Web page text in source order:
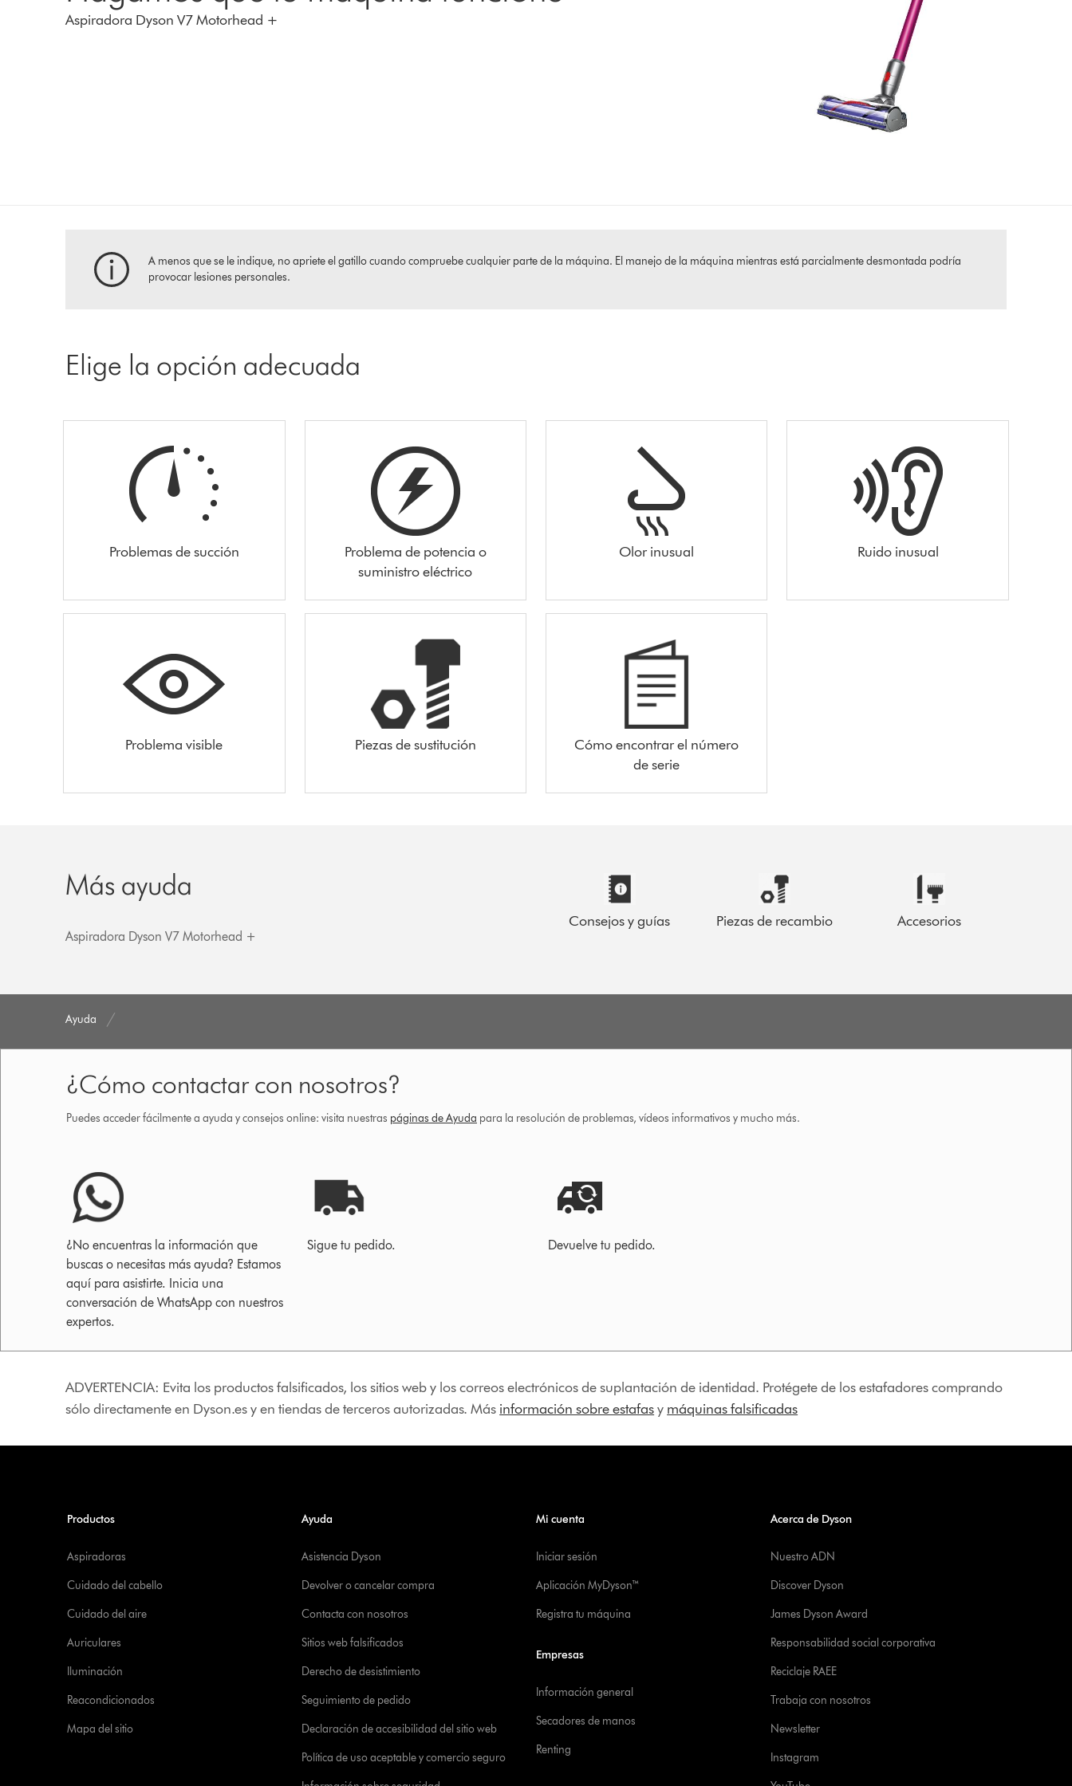
Aspiradora Dyson V7 Motorhead +
A menos que se le indique, no apriete el gatillo cuando compruebe cualquier parte de la máquina. El manejo de la máquina mientras está parcialmente desmontada podría
provocar lesiones personales.
Elige la opción adecuada
Problemas de succión
Problema de potencia o
suministro eléctrico
Olor inusual Ruido inusual
Problema visible Piezas de sustitución
Cómo encontrar el número
de serie
Más ayuda
Aspiradora Dyson V7 Motorhead +
Consejos y guías Piezas de recambio Accesorios
Ayuda
¿Cómo contactar con nosotros?
Puedes acceder fácilmente a ayuda y consejos online: visita nuestras páginas de Ayuda para la resolución de problemas, vídeos informativos y mucho más.
¿No encuentras la información que
buscas o necesitas más ayuda? Estamos
aquí para asistirte. Inicia una
conversación de WhatsApp con nuestros
expertos.
Sigue tu pedido. Devuelve tu pedido.
ADVERTENCIA: Evita los productos falsificados, los sitios web y los correos electrónicos de suplantación de identidad. Protégete de los estafadores comprando
sólo directamente en Dyson.es y en tiendas de terceros autorizadas. Más información sobre estafasy máquinas falsificadas
Productos
Aspiradoras
Cuidado del cabello
Cuidado del aire
Auriculares
Iluminación
Reacondicionados
Mapa del sitio
Ayuda
Asistencia Dyson
Devolver o cancelar compra
Contacta con nosotros
Sitios web falsificados
Derecho de desistimiento
Seguimiento de pedido
Declaración de accesibilidad del sitio web
Política de uso aceptable y comercio seguro
Mi cuenta
Iniciar sesión
Aplicación MyDyson™
Registra tu máquina
Empresas
Información general
Secadores de manos
Renting
Acerca de Dyson
Nuestro ADN
Discover Dyson
James Dyson Award
Responsabilidad social corporativa
Reciclaje RAEE
Trabaja con nosotros
Newsletter
Instagram